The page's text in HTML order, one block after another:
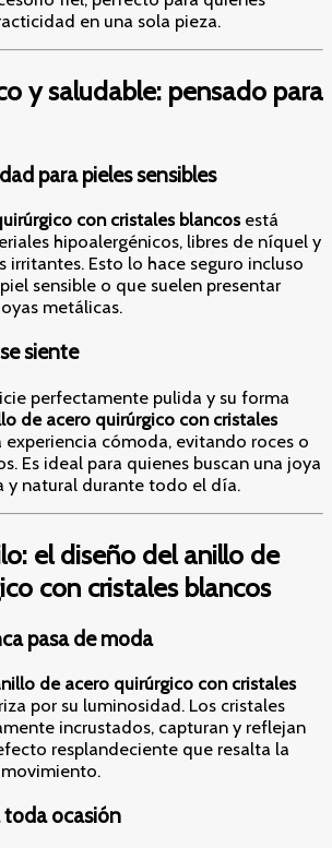
en una sola pieza.
y saludable: pensado para
para pieles sensibles
con cristales blancosestá
hipoalergénicos, libres de níquel y
irritantes. Esto lo hace seguro incluso
sensible o que suelen presentar
metálicas.
siente
perfectamente pulida y su forma
de acero quirúrgico con cristales
cómoda, evitando roces o
Es ideal para quienes buscan una joya
y natural durante todo el día.
el diseño del anillo de
con cristales blancos
pasa de moda
de acero quirúrgico con cristales
por su luminosidad. Los cristales
incrustados, capturan y reflejan
resplandeciente que resalta la
toda ocasión